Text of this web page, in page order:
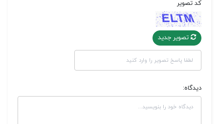
کد تصویر
تصویر جدید
دیدگاه: